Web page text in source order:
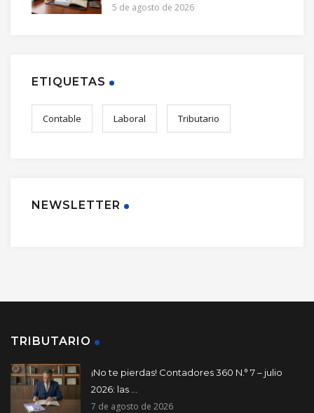
5 de agosto de 2026
ETIQUETAS
Contable Laboral Tributario
NEWSLETTER
TRIBUTARIO
¡No te pierdas! Contadores 360 N.° 7 – julio
2026: las ...
7 de agosto de 2026